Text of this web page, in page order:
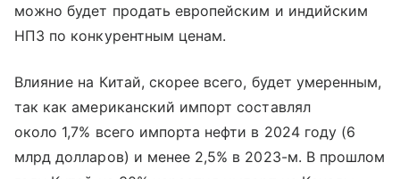
можно будет продать европейским и индийским
НПЗ по конкурентным ценам.
Влияние на Китай, скорее всего, будет умеренным,
так как американский импорт составлял
около 1,7% всего импорта нефти в 2024 году (6
млрд долларов) и менее 2,5% в 2023-м. В прошлом